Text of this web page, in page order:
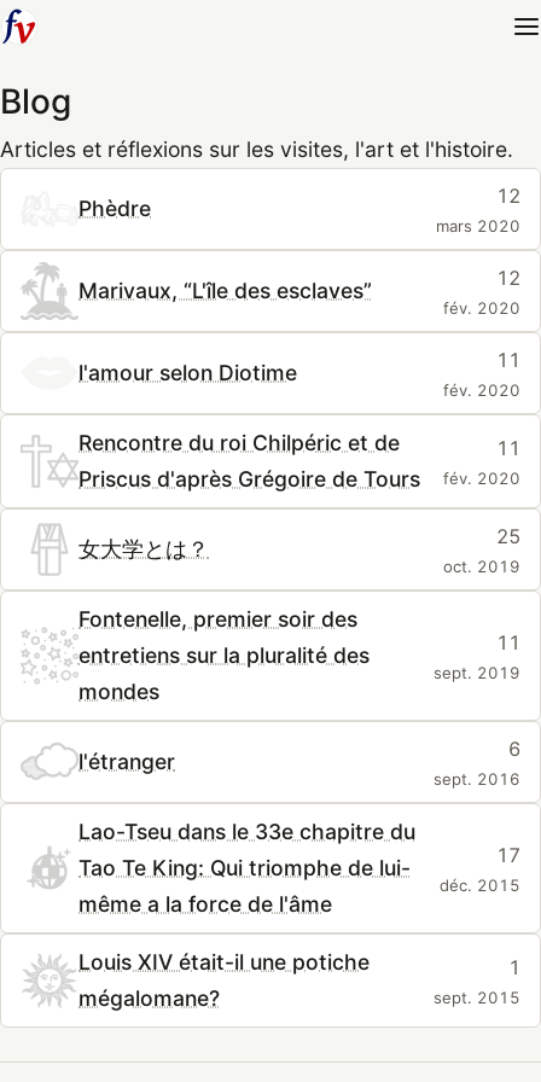
Blog
Articles et réflexions sur les visites, l'art et l'histoire.
Phèdre 12
mars 2020
Marivaux, “L'île des esclaves” 12
fév. 2020
l'amour selon Diotime 11
fév. 2020
Rencontre du roi Chilpéric et de
Priscus d'après Grégoire de Tours
11
fév. 2020
女大学とは？ 25
oct. 2019
Fontenelle, premier soir des
entretiens sur la pluralité des
mondes
11
sept. 2019
l'étranger 6
sept. 2016
Lao-Tseu dans le 33e chapitre du
Tao Te King: Qui triomphe de lui-
même a la force de l'âme
17
déc. 2015
Louis XIV était-il une potiche
mégalomane?
1
sept. 2015